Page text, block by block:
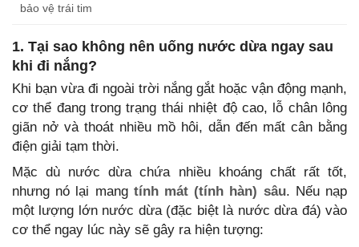
bảo vệ trái tim
1. Tại sao không nên uống nước dừa ngay sau
khi đi nắng?
Khi bạn vừa đi ngoài trời nắng gắt hoặc vận động mạnh,
cơ thể đang trong trạng thái nhiệt độ cao, lỗ chân lông
giãn nở và thoát nhiều mồ hôi, dẫn đến mất cân bằng
điện giải tạm thời.
Mặc dù nước dừa chứa nhiều khoáng chất rất tốt,
nhưng nó lại mang tính mát (tính hàn) sâu. Nếu nạp
một lượng lớn nước dừa (đặc biệt là nước dừa đá) vào
cơ thể ngay lúc này sẽ gây ra hiện tượng: